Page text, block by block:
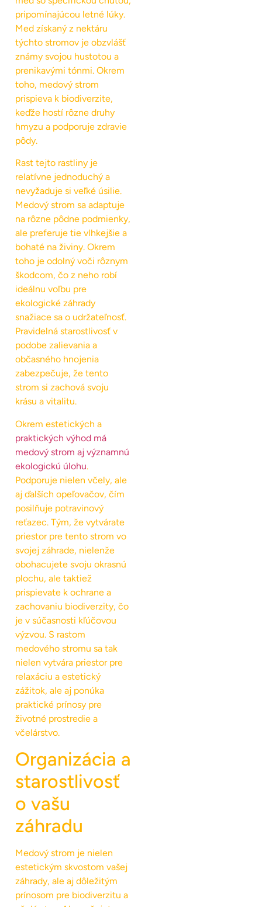
pripomínajúcou letné lúky.
Med získaný z nektáru
týchto stromov je obzvlášť
známy svojou hustotou a
prenikavými tónmi. Okrem
toho, medový strom
prispieva k biodiverzite,
keďže hostí rôzne druhy
hmyzu a podporuje zdravie
pôdy.
Rast tejto rastliny je
relatívne jednoduchý a
nevyžaduje si veľké úsilie.
Medový strom sa adaptuje
na rôzne pôdne podmienky,
ale preferuje tie vlhkejšie a
bohaté na živiny. Okrem
toho je odolný voči rôznym
škodcom, čo z neho robí
ideálnu voľbu pre
ekologické záhrady
snažiace sa o udržateľnosť.
Pravidelná starostlivosť v
podobe zalievania a
občasného hnojenia
zabezpečuje, že tento
strom si zachová svoju
krásu a vitalitu.
Okrem estetických a
praktických výhod má
medový strom aj významnú
ekologickú úlohu.
Podporuje nielen včely, ale
aj ďalších opeľovačov, čím
posilňuje potravinový
reťazec. Tým, že vytvárate
priestor pre tento strom vo
svojej záhrade, nielenže
obohacujete svoju okrasnú
plochu, ale taktiež
prispievate k ochrane a
zachovaniu biodiverzity, čo
je v súčasnosti kľúčovou
výzvou. S rastom
medového stromu sa tak
nielen vytvára priestor pre
relaxáciu a estetický
zážitok, ale aj ponúka
praktické prínosy pre
životné prostredie a
včelárstvo.
Organizácia a
starostlivosť
o vašu
záhradu
Medový strom je nielen
estetickým skvostom vašej
záhrady, ale aj dôležitým
prínosom pre biodiverzitu a